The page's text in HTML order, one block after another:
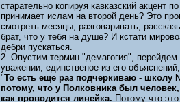
старательно копируя кавказский акцент
принимает ислам на второй день? Это
смотреть месяцы, разговаривать,
брат, что у тебя на душе? И кстати
дебри пускаться.
2. Опустим термин "демагогия",
уважении, единственое из его
"То есть еще раз подчеркиваю -
потому, что у Полковника был
как проводится линейка. Потому что